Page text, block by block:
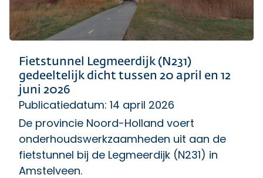
Fietstunnel Legmeerdijk (N231)
gedeeltelijk dicht tussen 20 april en 12
juni 2026
Publicatiedatum: 14 april 2026
De provincie Noord-Holland voert
onderhoudswerkzaamheden uit aan de
fietstunnel bij de Legmeerdijk (N231) in
Amstelveen.